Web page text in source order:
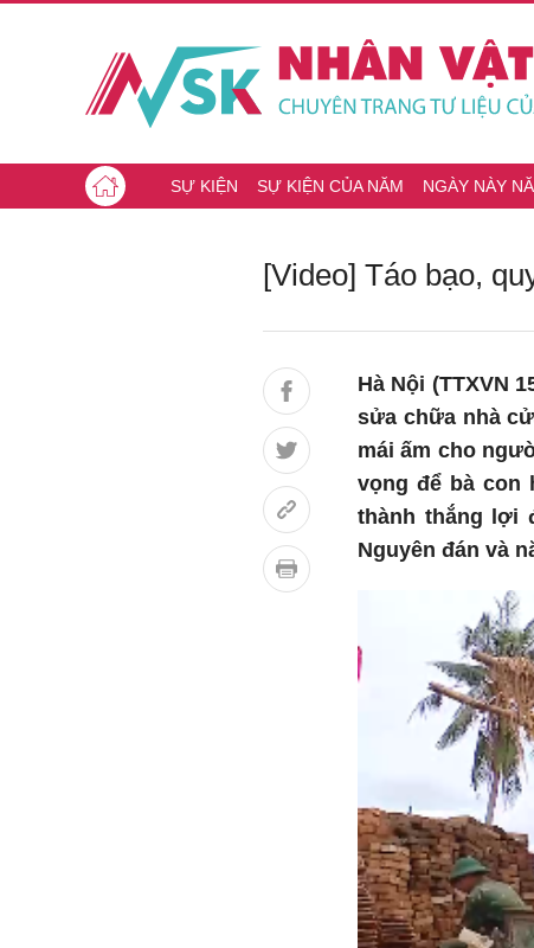
SỰ KIỆN SỰ KIỆN CỦA NĂM NGÀY NÀY
[Video] Táo bạo,
Hà Nội (TTXVN
sửa chữa nhà
mái ấm cho
vọng để bà con
thành thắng lợi
Nguyên đán và